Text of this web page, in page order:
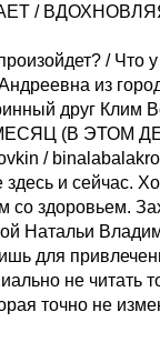
/
/
из
друг
(В ЭТОМ
/
и сейчас.
со здоровьем.
Натальи
для
не читать
точно не